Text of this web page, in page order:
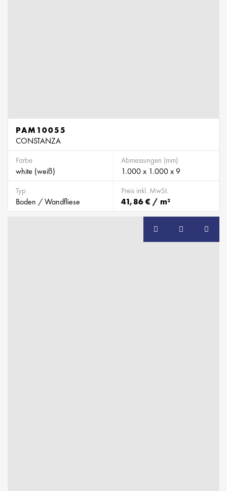
PAM10055
CONSTANZA
Farbe
white (weiß)
Abmessungen (mm)
1.000 x 1.000 x 9
Typ
Boden / Wandfliese
Preis inkl. MwSt.
41,86 € / m²